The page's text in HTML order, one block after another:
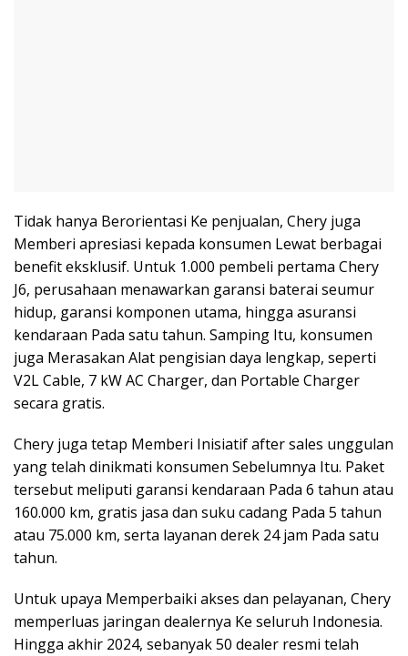
Tidak hanya Berorientasi Ke penjualan, Chery juga
Memberi apresiasi kepada konsumen Lewat berbagai
benefit eksklusif. Untuk 1.000 pembeli pertama Chery
J6, perusahaan menawarkan garansi baterai seumur
hidup, garansi komponen utama, hingga asuransi
kendaraan Pada satu tahun. Samping Itu, konsumen
juga Merasakan Alat pengisian daya lengkap, seperti
V2L Cable, 7 kW AC Charger, dan Portable Charger
secara gratis.
Chery juga tetap Memberi Inisiatif after sales unggulan
yang telah dinikmati konsumen Sebelumnya Itu. Paket
tersebut meliputi garansi kendaraan Pada 6 tahun atau
160.000 km, gratis jasa dan suku cadang Pada 5 tahun
atau 75.000 km, serta layanan derek 24 jam Pada satu
tahun.
Untuk upaya Memperbaiki akses dan pelayanan, Chery
memperluas jaringan dealernya Ke seluruh Indonesia.
Hingga akhir 2024, sebanyak 50 dealer resmi telah